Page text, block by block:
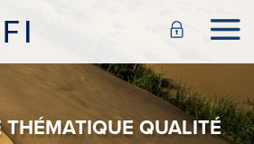
THÉMATIQUE QUALITÉ